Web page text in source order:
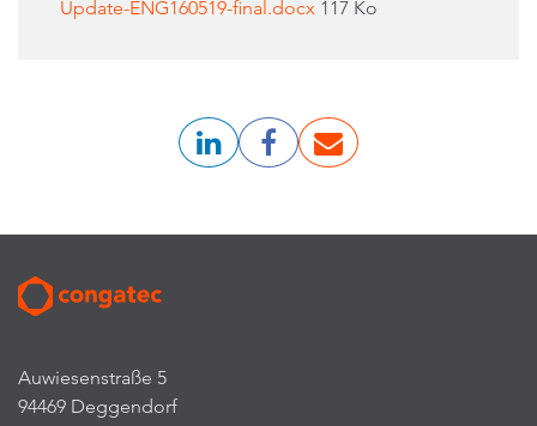
Update-ENG160519-final.docx 117 Ko
Auwiesenstraße 5
94469 Deggendorf